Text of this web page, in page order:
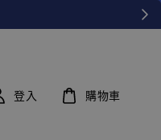
登入 購物車